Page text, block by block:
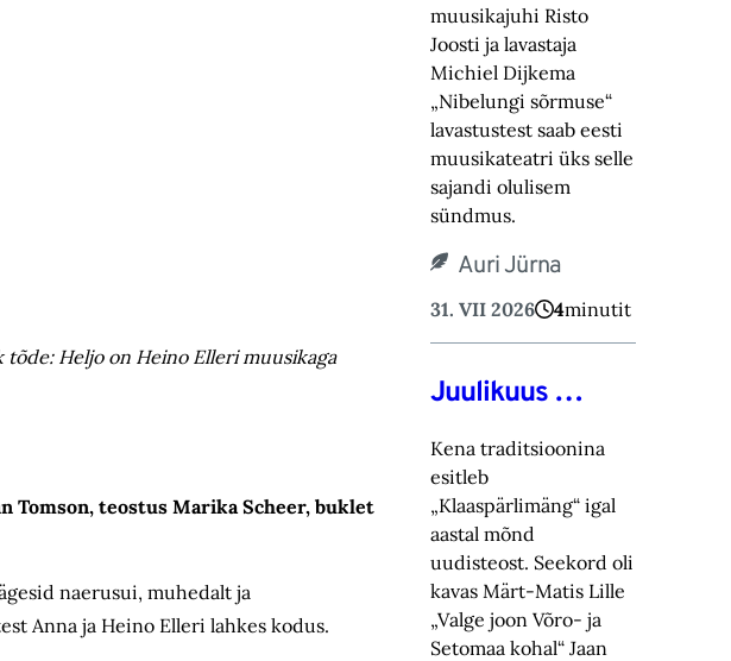
tõde: Heljo on Heino Elleri muusikaga
Tomson, teostus Marika Scheer, buklet
naerusui, muhedalt ja
Anna ja Heino Elleri lahkes kodus.
muusikajuhi Risto
Joosti ja lavastaja
Michiel Dijkema
„Nibelungi sõrmuse“
lavastustest saab eesti
muusikateatri üks selle
sajandi olulisem
sündmus.
Auri Jürna
31. VII 2026 4minutit
Juulikuus …
Kena traditsioonina
esitleb
„Klaaspärlimäng“ igal
aastal mõnd
uudisteost. Seekord oli
kavas Märt-Matis Lille
„Valge joon Võro- ja
Setomaa kohal“ Jaan